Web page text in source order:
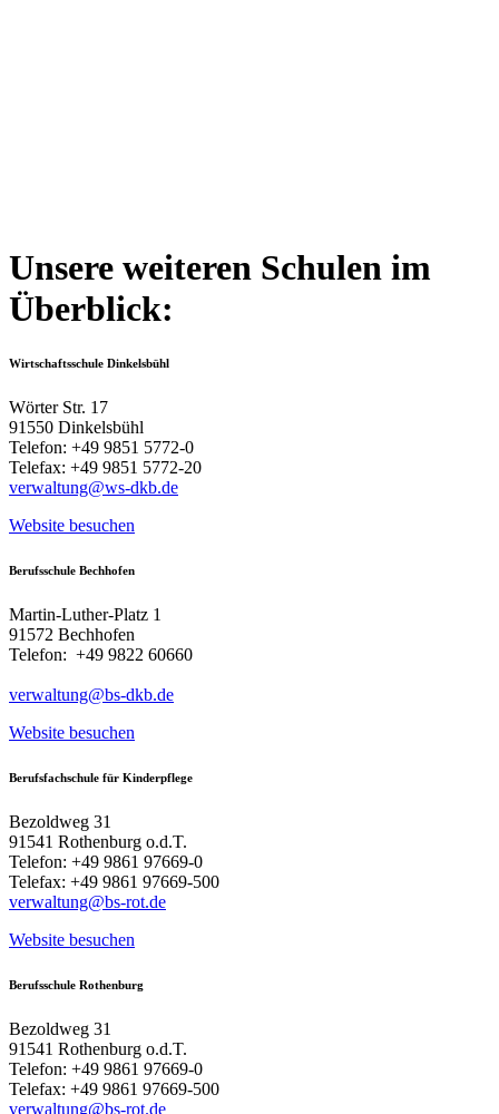
Unsere weiteren Schulen im
Überblick:
Wirtschaftsschule Dinkelsbühl
Wörter Str. 17
91550 Dinkelsbühl
Telefon: +49 9851 5772-0
Telefax: +49 9851 5772-20
verwaltung@ws-dkb.de
Website besuchen
Berufsschule Bechhofen
Martin-Luther-Platz 1
91572 Bechhofen
Telefon: +49 9822 60660
verwaltung@bs-dkb.de
Website besuchen
Berufsfachschule für Kinderpflege
Bezoldweg 31
91541 Rothenburg o.d.T.
Telefon: +49 9861 97669-0
Telefax: +49 9861 97669-500
verwaltung@bs-rot.de
Website besuchen
Berufsschule Rothenburg
Bezoldweg 31
91541 Rothenburg o.d.T.
Telefon: +49 9861 97669-0
Telefax: +49 9861 97669-500
verwaltung@bs-rot.de